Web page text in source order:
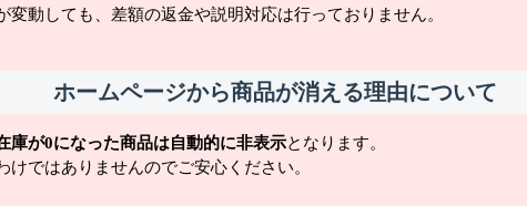
変動しても、差額の返金や説明対応は行っておりません。
ホームページから商品が消える理由について
庫が0になった商品は自動的に非表示となります。
けではありませんのでご安心ください。